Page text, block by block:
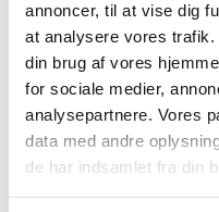
annoncer, til at vise dig
at analysere vores
din brug af vores
for sociale medier,
analysepartnere. Vores
data med andre
de har indsamlet fra din
Augen gestochen,
Die Erfolgsrate
zumindest
nicht. Das ist bei
Erkrankungen, die
schon ein großer